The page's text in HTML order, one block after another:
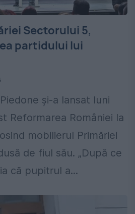
Sectorului 5,
partidului lui
și-a lansat luni
Reformarea României la
mobilierul Primăriei
de fiul său. „După ce
că pupitrul a...